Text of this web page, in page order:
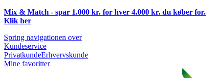
Mix & Match - spar 1.000 kr. for hver 4.000 kr. du køber for.
Klik her
Spring navigationen over
Kundeservice
PrivatkundeErhvervskunde
Mine favoritter